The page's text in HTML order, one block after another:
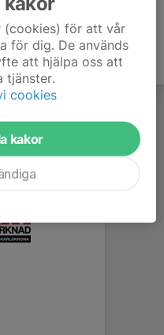
(cookies) för att vår
för dig. De används
att hjälpa oss att
tjänster.
cookies
kakor